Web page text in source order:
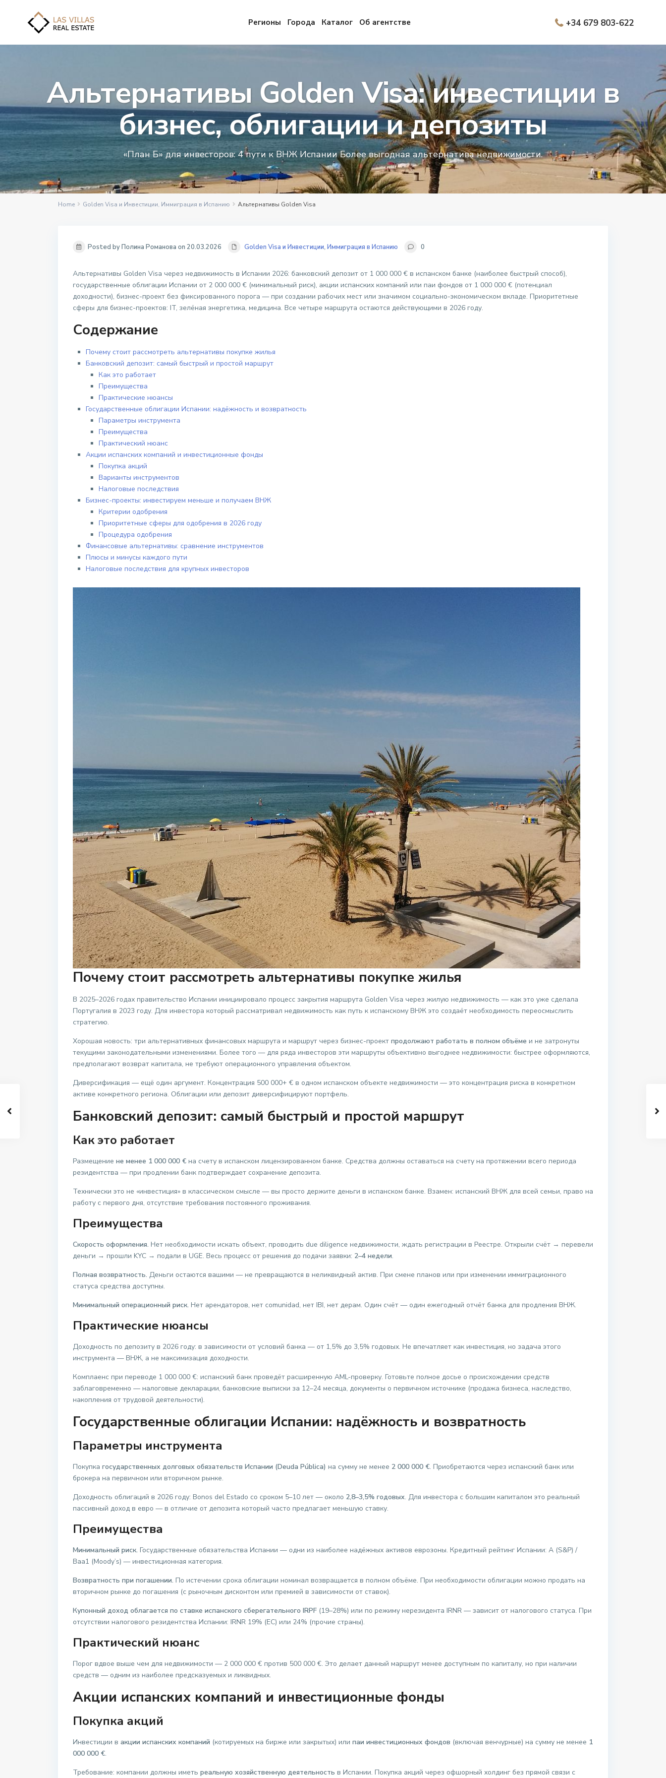
Регионы Города Каталог Об агентстве +34 679 803-622
Альтернативы Golden Visa: инвестиции в
бизнес, облигации и депозиты
«План Б» для инвесторов: 4 пути к ВНЖ Испании Более выгодная альтернатива недвижимости.
Home Golden Visa и Инвестиции, Иммиграция в Испанию Альтернативы Golden Visa
Posted by Полина Романова on 20.03.2026 Golden Visa и Инвестиции, Иммиграция в Испанию 0
Альтернативы Golden Visa через недвижимость в Испании 2026: банковский депозит от 1 000 000 € в испанском банке (наиболее быстрый способ),
государственные облигации Испании от 2 000 000 € (минимальный риск), акции испанских компаний или паи фондов от 1 000 000 € (потенциал
доходности), бизнес-проект без фиксированного порога — при создании рабочих мест или значимом социально-экономическом вкладе. Приоритетные
сферы для бизнес-проектов: IT, зелёная энергетика, медицина. Все четыре маршрута остаются действующими в 2026 году.
Содержание
Почему стоит рассмотреть альтернативы покупке жилья
Банковский депозит: самый быстрый и простой маршрут
Как это работает
Преимущества
Практические нюансы
Государственные облигации Испании: надёжность и возвратность
Параметры инструмента
Преимущества
Практический нюанс
Акции испанских компаний и инвестиционные фонды
Покупка акций
Варианты инструментов
Налоговые последствия
Бизнес-проекты: инвестируем меньше и получаем ВНЖ
Критерии одобрения
Приоритетные сферы для одобрения в 2026 году
Процедура одобрения
Финансовые альтернативы: сравнение инструментов
Плюсы и минусы каждого пути
Налоговые последствия для крупных инвесторов
Почему стоит рассмотреть альтернативы покупке жилья
В 2025–2026 годах правительство Испании инициировало процесс закрытия маршрута Golden Visa через жилую недвижимость — как это уже сделала
Португалия в 2023 году. Для инвестора который рассматривал недвижимость как путь к испанскому ВНЖ это создаёт необходимость переосмыслить
стратегию.
Хорошая новость: три альтернативных финансовых маршрута и маршрут через бизнес-проект продолжают работать в полном объёме и не затронуты
текущими законодательными изменениями. Более того — для ряда инвесторов эти маршруты объективно выгоднее недвижимости: быстрее оформляются,
предполагают возврат капитала, не требуют операционного управления объектом.
Диверсификация — ещё один аргумент. Концентрация 500 000+ € в одном испанском объекте недвижимости — это концентрация риска в конкретном
активе конкретного региона. Облигации или депозит диверсифицируют портфель.
Банковский депозит: самый быстрый и простой маршрут
Как это работает
Размещение не менее 1 000 000 € на счету в испанском лицензированном банке. Средства должны оставаться на счету на протяжении всего периода
резидентства — при продлении банк подтверждает сохранение депозита.
Технически это не «инвестиция» в классическом смысле — вы просто держите деньги в испанском банке. Взамен: испанский ВНЖ для всей семьи, право на
работу с первого дня, отсутствие требования постоянного проживания.
Преимущества
Скорость оформления. Нет необходимости искать объект, проводить due diligence недвижимости, ждать регистрации в Реестре. Открыли счёт → перевели
деньги → прошли KYC → подали в UGE. Весь процесс от решения до подачи заявки: 2–4 недели.
Полная возвратность. Деньги остаются вашими — не превращаются в неликвидный актив. При смене планов или при изменении иммиграционного
статуса средства доступны.
Минимальный операционный риск. Нет арендаторов, нет comunidad, нет IBI, нет дерам. Один счёт — один ежегодный отчёт банка для продления ВНЖ.
Практические нюансы
Доходность по депозиту в 2026 году: в зависимости от условий банка — от 1,5% до 3,5% годовых. Не впечатляет как инвестиция, но задача этого
инструмента — ВНЖ, а не максимизация доходности.
Комплаенс при переводе 1 000 000 €: испанский банк проведёт расширенную AML-проверку. Готовьте полное досье о происхождении средств
заблаговременно — налоговые декларации, банковские выписки за 12–24 месяца, документы о первичном источнике (продажа бизнеса, наследство,
накопления от трудовой деятельности).
Государственные облигации Испании: надёжность и возвратность
Параметры инструмента
Покупка государственных долговых обязательств Испании (Deuda Pública) на сумму не менее 2 000 000 €. Приобретаются через испанский банк или
брокера на первичном или вторичном рынке.
Доходность облигаций в 2026 году: Bonos del Estado со сроком 5–10 лет — около 2,8–3,5% годовых. Для инвестора с большим капиталом это реальный
пассивный доход в евро — в отличие от депозита который часто предлагает меньшую ставку.
Преимущества
Минимальный риск. Государственные обязательства Испании — одни из наиболее надёжных активов еврозоны. Кредитный рейтинг Испании: A (S&P) /
Baa1 (Moody’s) — инвестиционная категория.
Возвратность при погашении. По истечении срока облигации номинал возвращается в полном объёме. При необходимости облигации можно продать на
вторичном рынке до погашения (с рыночным дисконтом или премией в зависимости от ставок).
Купонный доход облагается по ставке испанского сберегательного IRPF (19–28%) или по режиму нерезидента IRNR — зависит от налогового статуса. При
отсутствии налогового резидентства Испании: IRNR 19% (ЕС) или 24% (прочие страны).
Практический нюанс
Порог вдвое выше чем для недвижимости — 2 000 000 € против 500 000 €. Это делает данный маршрут менее доступным по капиталу, но при наличии
средств — одним из наиболее предсказуемых и ликвидных.
Акции испанских компаний и инвестиционные фонды
Покупка акций
Инвестиции в акции испанских компаний (котируемых на бирже или закрытых) или паи инвестиционных фондов (включая венчурные) на сумму не менее 1
000 000 €.
Требование: компании должны иметь реальную хозяйственную деятельность в Испании. Покупка акций через офшорный холдинг без прямой связи с